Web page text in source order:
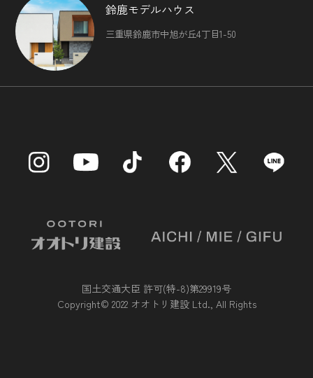
鈴鹿モデルハウス
三重県鈴鹿市中旭が丘4丁目1-50
国土交通大臣 許可(特-8)第29919号
Copyright© 2022 オオトリ建設 Ltd., All Rights